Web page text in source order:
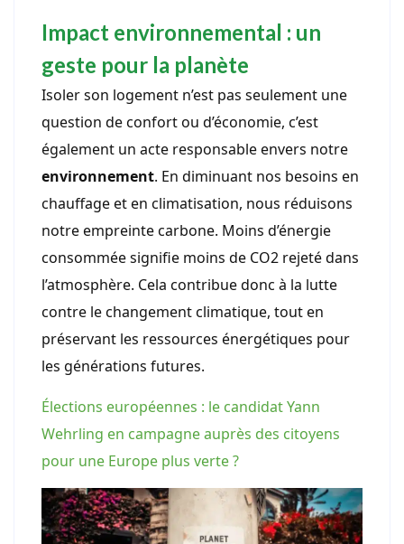
Impact environnemental : un
geste pour la planète
Isoler son logement n’est pas seulement une
question de confort ou d’économie, c’est
également un acte responsable envers notre
environnement. En diminuant nos besoins en
chauffage et en climatisation, nous réduisons
notre empreinte carbone. Moins d’énergie
consommée signifie moins de CO2 rejeté dans
l’atmosphère. Cela contribue donc à la lutte
contre le changement climatique, tout en
préservant les ressources énergétiques pour
les générations futures.
Élections européennes : le candidat Yann
Wehrling en campagne auprès des citoyens
pour une Europe plus verte ?